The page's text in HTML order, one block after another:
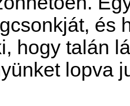
és
hogy talán
lopva